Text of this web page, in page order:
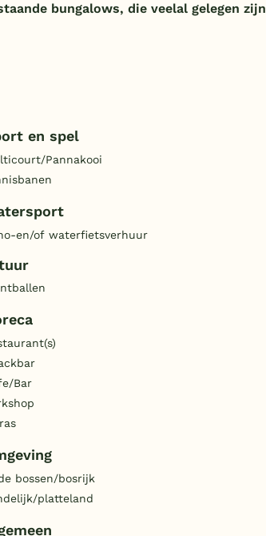
bungalows, die veelal gelegen zijn
en spel
Pannakooi
en/of waterfietsverhuur
Bar
bossen/bosrijk
platteland